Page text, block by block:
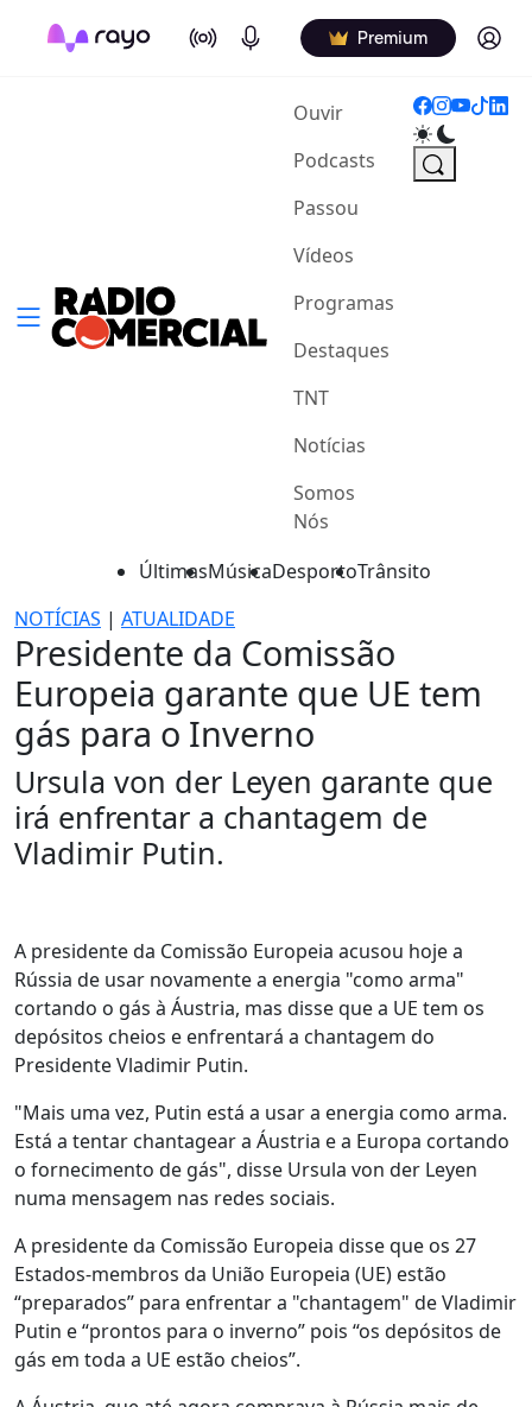
On Air Podcasts Premium Log in
Ouvir(current)
Podcasts
Passou
Vídeos
Programas
Destaques
TNT
Notícias
Somos
Nós
ÚltimasMúsicaDesportoTrânsito
NOTÍCIAS | ATUALIDADE
Presidente da Comissão
Europeia garante que UE tem
gás para o Inverno
Ursula von der Leyen garante que
irá enfrentar a chantagem de
Vladimir Putin.
A presidente da Comissão Europeia acusou hoje a
Rússia de usar novamente a energia "como arma"
cortando o gás à Áustria, mas disse que a UE tem os
depósitos cheios e enfrentará a chantagem do
Presidente Vladimir Putin.
"Mais uma vez, Putin está a usar a energia como arma.
Está a tentar chantagear a Áustria e a Europa cortando
o fornecimento de gás", disse Ursula von der Leyen
numa mensagem nas redes sociais.
A presidente da Comissão Europeia disse que os 27
Estados-membros da União Europeia (UE) estão
“preparados” para enfrentar a "chantagem" de Vladimir
Putin e “prontos para o inverno” pois “os depósitos de
gás em toda a UE estão cheios”.